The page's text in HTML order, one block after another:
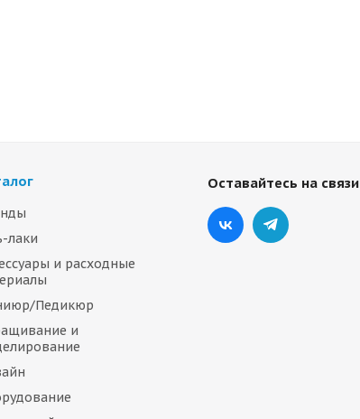
лаки
и расходные
Педикюр
и
Оставайтесь на связи